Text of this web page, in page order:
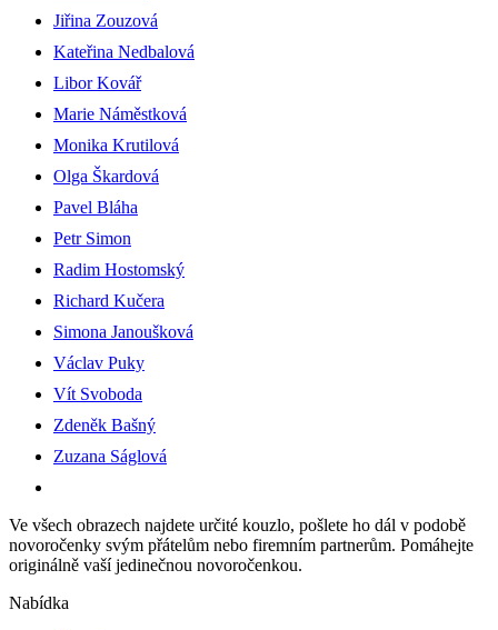
Jiřina Zouzová
Kateřina Nedbalová
Libor Kovář
Marie Náměstková
Monika Krutilová
Olga Škardová
Pavel Bláha
Petr Simon
Radim Hostomský
Richard Kučera
Simona Janoušková
Václav Puky
Vít Svoboda
Zdeněk Bašný
Zuzana Ságlová
Ve všech obrazech najdete určité kouzlo, pošlete ho dál v podobě
novoročenky svým přátelům nebo firemním partnerům. Pomáhejte
originálně vaší jedinečnou novoročenkou.
Nabídka